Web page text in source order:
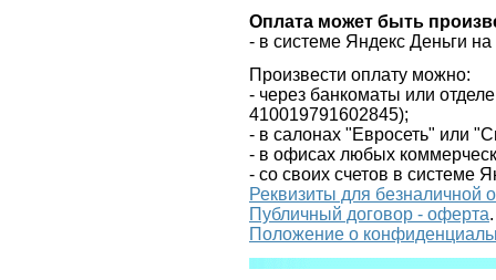
Оплата может быть
- в системе Яндекс Деньги
Произвести оплату можно:
- через банкоматы или
410019791602845);
- в салонах "Евросеть" или
- в офисах любых
- со своих счетов в системе
Реквизиты для безналичной
Публичный договор - оферта.
Положение о